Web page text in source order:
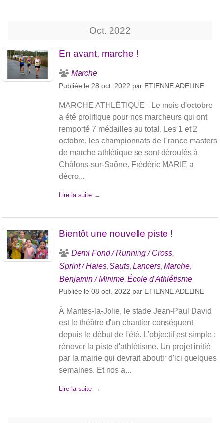
Oct. 2022
En avant, marche !
Marche
Publiée le 28 oct. 2022 par ETIENNE ADELINE
MARCHE ATHLÉTIQUE - Le mois d'octobre
a été prolifique pour nos marcheurs qui ont
remporté 7 médailles au total. Les 1 et 2
octobre, les championnats de France masters
de marche athlétique se sont déroulés à
Châlons-sur-Saône. Frédéric MARIE a
décro...
Lire la suite
Bientôt une nouvelle piste !
Demi Fond / Running / Cross
Sprint / Haies Sauts Lancers Marche
Benjamin / Minime École d'Athlétisme
Publiée le 08 oct. 2022 par ETIENNE ADELINE
À Mantes-la-Jolie, le stade Jean-Paul David
est le théâtre d'un chantier conséquent
depuis le début de l'été. L'objectif est simple :
rénover la piste d'athlétisme. Un projet initié
par la mairie qui devrait aboutir d'ici quelques
semaines. Et nos a...
Lire la suite